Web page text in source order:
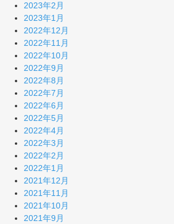
2023年2月
2023年1月
2022年12月
2022年11月
2022年10月
2022年9月
2022年8月
2022年7月
2022年6月
2022年5月
2022年4月
2022年3月
2022年2月
2022年1月
2021年12月
2021年11月
2021年10月
2021年9月